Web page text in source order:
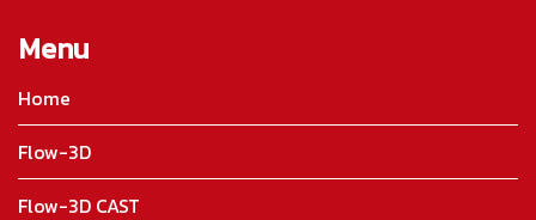
Menu
Home
Flow-3D
Flow-3D CAST